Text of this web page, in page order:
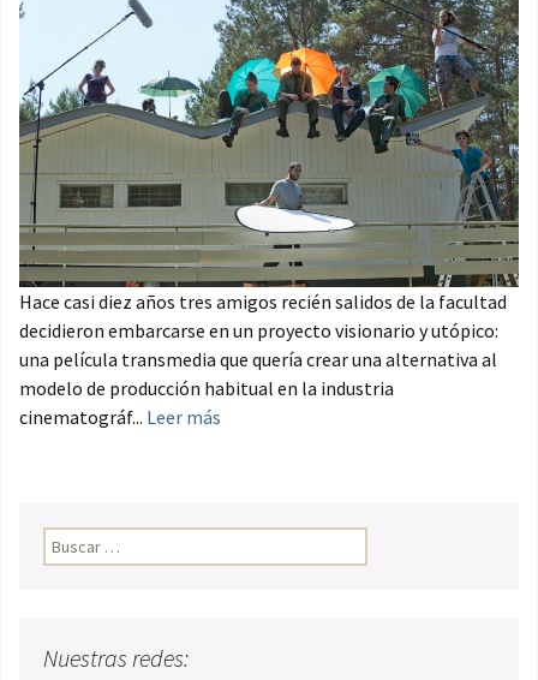
Hace casi diez años tres amigos recién salidos de la facultad
decidieron embarcarse en un proyecto visionario y utópico:
una película transmedia que quería crear una alternativa al
modelo de producción habitual en la industria
cinematográf... Leer más
Buscar:
Nuestras redes: